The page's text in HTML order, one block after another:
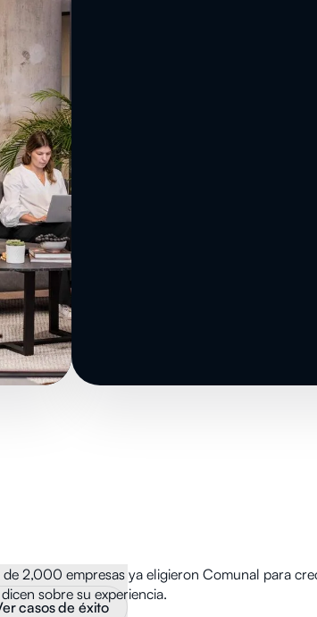
de 2,000 empresas ya eligieron Comunal para
sobre su experiencia.
casos de éxito